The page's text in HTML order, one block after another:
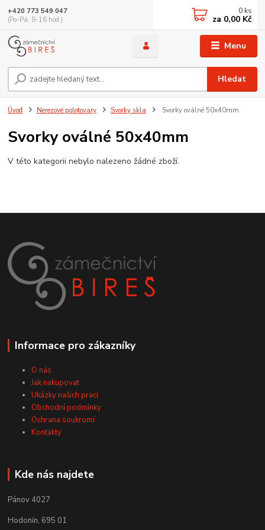
Menu
Hledat
+420 773 549 047
(Po-Pá, 8-16 hod.)
0 ks
za 0,00 Kč
Úvod Nerezové polotovary Svorky skla Svorky oválné 50x40mm
Svorky oválné 50x40mm
V této kategorii nebylo nalezeno žádné zboží.
Informace pro zákazníky
O nás
Jak nakupovat
Ukázky našich prací
Obchodní podmínky
Ochrana soukromí
Kontakty
Kde nás najdete
Pánov 4027
Hodonín, 695 01